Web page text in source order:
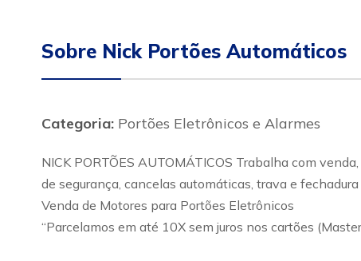
Sobre Nick Portões Automáticos
Categoria: Portões Eletrônicos e Alarmes
NICK PORTÕES AUTOMÁTICOS Trabalha com
de segurança, cancelas automáticas, trava e
Venda de Motores para Portões Eletrônicos
“Parcelamos em até 10X sem juros nos cartões